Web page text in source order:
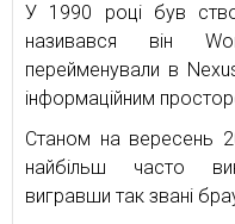
У 1990 році був
називався він
перейменували в
інформаційним
Станом на вересень
найбільш часто
вигравши так звані